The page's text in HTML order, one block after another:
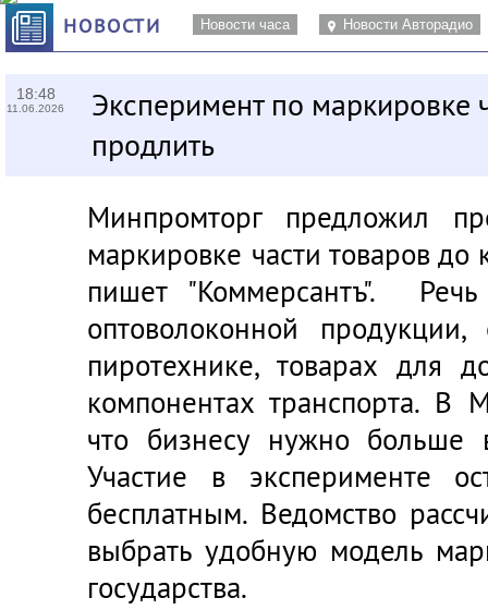
НОВОСТИ Новости часа Новости Авторадио
18:48
11.06.2026
Эксперимент по маркировке
продлить
Минпромторг предложил
маркировке части товаров
пишет "Коммерсантъ".
оптоволоконной продукции,
пиротехнике, товарах для
компонентах транспорта. В
что бизнесу нужно больше
Участие в эксперименте
бесплатным. Ведомство
выбрать удобную модель
государства.